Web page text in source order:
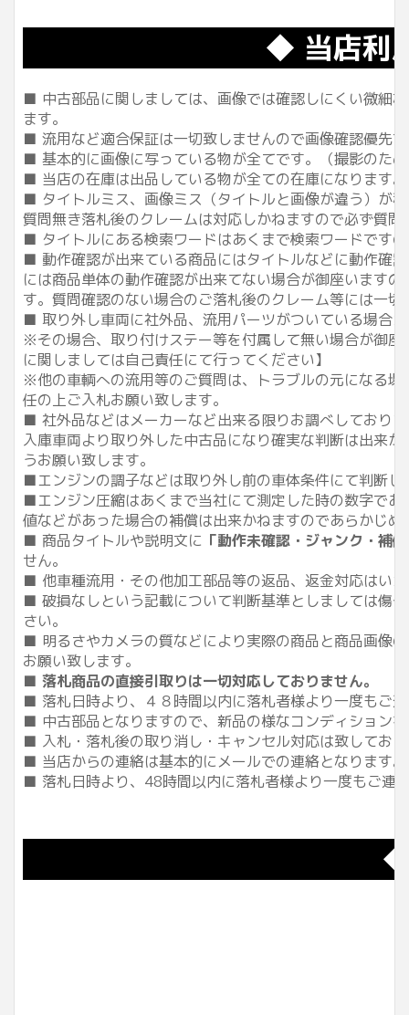
◆ 当店利
■ 中古部品に関しましては、画像では確認しにくい微細な
ます。
■ 流用など適合保証は一切致しませんので画像確認優先
■ 基本的に画像に写っている物が全てです。（撮影のた
■ 当店の在庫は出品している物が全ての在庫になります。
■ タイトルミス、画像ミス（タイトルと画像が違う）が
質問無き落札後のクレームは対応しかねますので必ず質
■ タイトルにある検索ワードはあくまで検索ワードです
■ 動作確認が出来ている商品にはタイトルなどに動作確
には商品単体の動作確認が出来てない場合が御座います
す。質問確認のない場合のご落札後のクレーム等には一
■ 取り外し車両に社外品、流用パーツがついている場合
※その場合、取り付けステー等を付属して無い場合が御
に関しましては自己責任にて行ってください】
※他の車輌への流用等のご質問は、トラブルの元になる
任の上ご入札お願い致します。
■ 社外品などはメーカーなど出来る限りお調べしており
入庫車両より取り外した中古品になり確実な判断は出来
うお願い致します。
■エンジンの調子などは取り外し前の車体条件にて判断
■エンジン圧縮はあくまで当社にて測定した時の数字で
値などがあった場合の補償は出来かねますのであらかじめ
■ 商品タイトルや説明文に 「動作未確認・ジャンク・
せん。
■ 他車種流用・その他加工部品等の返品、返金対応はい
■ 破損なしという記載について判断基準としましては傷
さい。
■ 明るさやカメラの質などにより実際の商品と商品画像
お願い致します。
■ 落札商品の直接引取りは一切対応しておりません。
■ 落札日時より、４８時間以内に落札者様より一度もご
■ 中古部品となりますので、新品の様なコンディション
■ 入札・落札後の取り消し・キャンセル対応は致してお
■ 当店からの連絡は基本的にメールでの連絡となります
■ 落札日時より、48時間以内に落札者様より一度もご連